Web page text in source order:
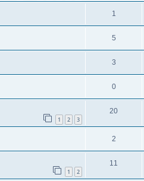
1
5
3
0
1 2 3
20
2
1 2
11